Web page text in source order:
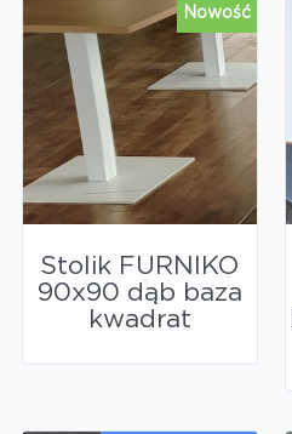
Nowość
Stolik FURNIKO
90x90 dąb baza
kwadrat